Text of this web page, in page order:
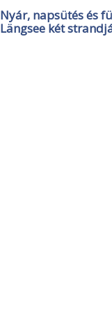
Nyár, napsütés és
Längsee két